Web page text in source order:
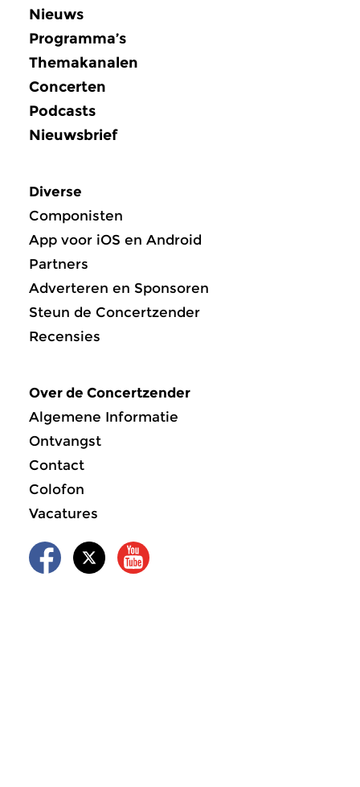
Nieuws
Programma’s
Themakanalen
Concerten
Podcasts
Nieuwsbrief
Diverse
Componisten
App voor iOS en Android
Partners
Adverteren en Sponsoren
Steun de Concertzender
Recensies
Over de Concertzender
Algemene Informatie
Ontvangst
Contact
Colofon
Vacatures